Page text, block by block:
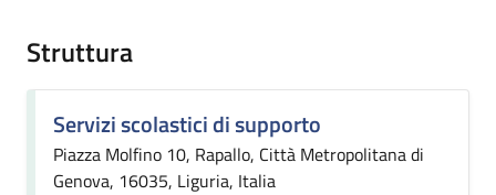
Struttura
Servizi scolastici di supporto
Piazza Molfino 10, Rapallo, Città Metropolitana di
Genova, 16035, Liguria, Italia